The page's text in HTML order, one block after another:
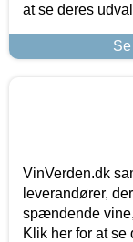
at se deres
VinVerden.dk
leverandører,
spændende
Klik her for at se